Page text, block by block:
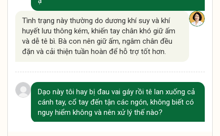
Tình trạng này thường do dương khí suy và khí
huyết lưu thông kém, khiến tay chân khó giữ ấm
và dễ tê bì. Bà con nên giữ ấm, ngâm chân đều
đặn và cải thiện tuần hoàn để hỗ trợ tốt hơn.
Dạo này tôi hay bị đau vai gáy rồi tê lan xuống cả
cánh tay, cổ tay đến tận các ngón, không biết có
nguy hiểm không và nên xử lý thế nào?